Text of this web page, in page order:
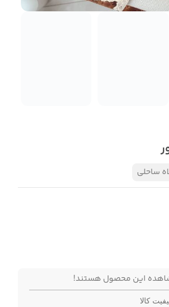
ساحلی
این محصول هستند!
کالا